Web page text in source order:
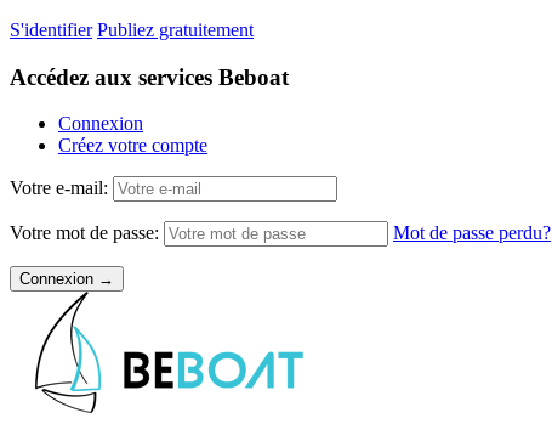
S'identifier Publiez gratuitement
Accédez aux services Beboat
Connexion
Créez votre compte
Votre e-mail:
Votre mot de passe: Mot de passe perdu?